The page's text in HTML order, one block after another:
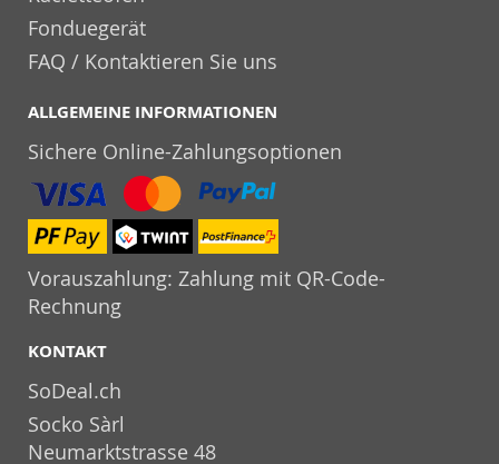
Fonduegerät
FAQ / Kontaktieren Sie uns
ALLGEMEINE INFORMATIONEN
Sichere Online-Zahlungsoptionen
Vorauszahlung: Zahlung mit QR-Code-
Rechnung
KONTAKT
SoDeal.ch
Socko Sàrl
Neumarktstrasse 48